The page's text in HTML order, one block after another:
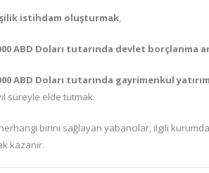
istihdam oluşturmak,
ABD Doları tutarında devlet borçlanma
ABD Doları tutarında gayrimenkul
süreyle elde tutmak.
birini sağlayan yabancılar, ilgili
kazanır.